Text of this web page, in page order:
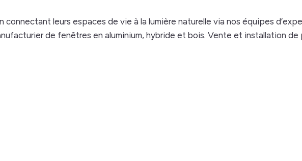
leurs espaces de vie à la lumière naturelle via nos équipes
de fenêtres en aluminium, hybride et bois. Vente et installation